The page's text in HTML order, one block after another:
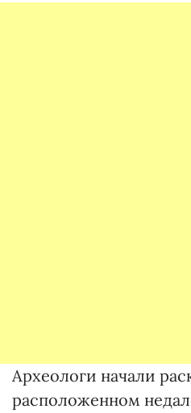
Археологи начали
расположенном